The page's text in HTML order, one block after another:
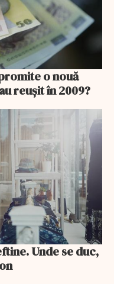
o nouă
reușit în 2009?
Unde se duc,